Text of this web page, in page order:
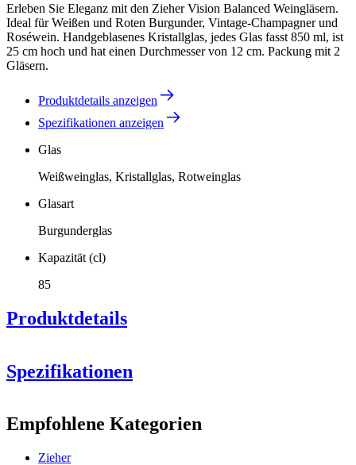
Erleben Sie Eleganz mit den Zieher Vision Balanced Weingläsern.
Ideal für Weißen und Roten Burgunder, Vintage-Champagner und
Roséwein. Handgeblasenes Kristallglas, jedes Glas fasst 850 ml, ist
25 cm hoch und hat einen Durchmesser von 12 cm. Packung mit 2
Gläsern.
Produktdetails anzeigen
Spezifikationen anzeigen
Glas
Weißweinglas, Kristallglas, Rotweinglas
Glasart
Burgunderglas
Kapazität (cl)
85
Produktdetails
Spezifikationen
Produktnummer548004
Allgemein
Empfohlene Kategorien
Zieher